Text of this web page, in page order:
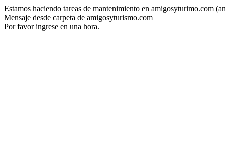
Estamos haciendo tareas de mantenimiento en amigosyturimo.com
Mensaje desde carpeta de amigosyturismo.com
Por favor ingrese en una hora.